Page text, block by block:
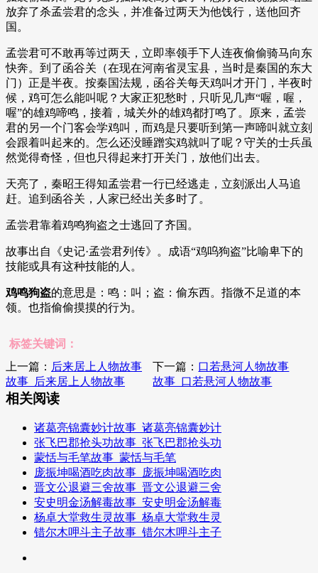
放弃了杀孟尝君的念头，并准备过两天为他饯行，送他回齐
国。
孟尝君可不敢再等过两天，立即率领手下人连夜偷偷骑马向东
快奔。到了函谷关（在现在河南省灵宝县，当时是秦国的东大
门）正是半夜。按秦国法规，函谷关每天鸡叫才开门，半夜时
候，鸡可怎么能叫呢？大家正犯愁时，只听见几声“喔，喔，
喔”的雄鸡啼鸣，接着，城关外的雄鸡都打鸣了。原来，孟尝
君的另一个门客会学鸡叫，而鸡是只要听到第一声啼叫就立刻
会跟着叫起来的。怎么还没睡蹭实鸡就叫了呢？守关的士兵虽
然觉得奇怪，但也只得起来打开关门，放他们出去。
天亮了，秦昭王得知孟尝君一行已经逃走，立刻派出人马追
赶。追到函谷关，人家已经出关多时了。
孟尝君靠着鸡鸣狗盗之士逃回了齐国。
故事出自《史记·孟尝君列传》。成语“鸡呜狗盗”比喻卑下的
技能或具有这种技能的人。
鸡鸣狗盗的意思是：鸣：叫；盗：偷东西。指微不足道的本
领。也指偷偷摸摸的行为。
标签关键词：
上一篇： 后来居上人物故事
故事_后来居上人物故事
下一篇： 口若悬河人物故事
故事_口若悬河人物故事
相关阅读
诸葛亮锦囊妙计故事_诸葛亮锦囊妙计
张飞巴郡抢头功故事_张飞巴郡抢头功
蒙恬与毛笔故事_蒙恬与毛笔
庞振坤喝酒吃肉故事_庞振坤喝酒吃肉
晋文公退避三舍故事_晋文公退避三舍
安史明金汤解毒故事_安史明金汤解毒
杨卓大堂救生灵故事_杨卓大堂救生灵
错尔木呷斗主子故事_错尔木呷斗主子